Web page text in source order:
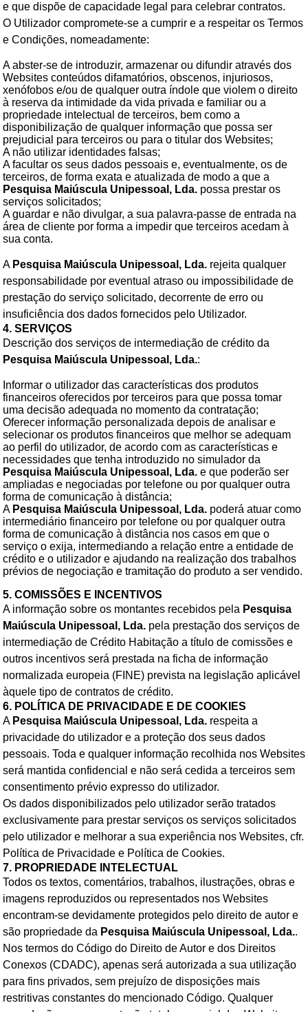
e que dispõe de capacidade legal para celebrar contratos.
O Utilizador compromete-se a cumprir e a respeitar os Termos
e Condições, nomeadamente:
A abster-se de introduzir, armazenar ou difundir através dos
Websites conteúdos difamatórios, obscenos, injuriosos,
xenófobos e/ou de qualquer outra índole que violem o direito
à reserva da intimidade da vida privada e familiar ou a
propriedade intelectual de terceiros, bem como a
disponibilização de qualquer informação que possa ser
prejudicial para terceiros ou para o titular dos Websites;
A não utilizar identidades falsas;
A facultar os seus dados pessoais e, eventualmente, os de
terceiros, de forma exata e atualizada de modo a que a
Pesquisa Maiúscula Unipessoal, Lda. possa prestar os
serviços solicitados;
A guardar e não divulgar, a sua palavra-passe de entrada na
área de cliente por forma a impedir que terceiros acedam à
sua conta.
A Pesquisa Maiúscula Unipessoal, Lda. rejeita qualquer
responsabilidade por eventual atraso ou impossibilidade de
prestação do serviço solicitado, decorrente de erro ou
insuficiência dos dados fornecidos pelo Utilizador.
4. SERVIÇOS
Descrição dos serviços de intermediação de crédito da
Pesquisa Maiúscula Unipessoal, Lda.:
Informar o utilizador das características dos produtos
financeiros oferecidos por terceiros para que possa tomar
uma decisão adequada no momento da contratação;
Oferecer informação personalizada depois de analisar e
selecionar os produtos financeiros que melhor se adequam
ao perfil do utilizador, de acordo com as características e
necessidades que tenha introduzido no simulador da
Pesquisa Maiúscula Unipessoal, Lda. e que poderão ser
ampliadas e negociadas por telefone ou por qualquer outra
forma de comunicação à distância;
A Pesquisa Maiúscula Unipessoal, Lda. poderá atuar como
intermediário financeiro por telefone ou por qualquer outra
forma de comunicação à distância nos casos em que o
serviço o exija, intermediando a relação entre a entidade de
crédito e o utilizador e ajudando na realização dos trabalhos
prévios de negociação e tramitação do produto a ser vendido.
5. COMISSÕES E INCENTIVOS
A informação sobre os montantes recebidos pela Pesquisa
Maiúscula Unipessoal, Lda. pela prestação dos serviços de
intermediação de Crédito Habitação a título de comissões e
outros incentivos será prestada na ficha de informação
normalizada europeia (FINE) prevista na legislação aplicável
àquele tipo de contratos de crédito.
6. POLÍTICA DE PRIVACIDADE E DE COOKIES
A Pesquisa Maiúscula Unipessoal, Lda. respeita a
privacidade do utilizador e a proteção dos seus dados
pessoais. Toda e qualquer informação recolhida nos Websites
será mantida confidencial e não será cedida a terceiros sem
consentimento prévio expresso do utilizador.
Os dados disponibilizados pelo utilizador serão tratados
exclusivamente para prestar serviços os serviços solicitados
pelo utilizador e melhorar a sua experiência nos Websites, cfr.
Política de Privacidade e Política de Cookies.
7. PROPRIEDADE INTELECTUAL
Todos os textos, comentários, trabalhos, ilustrações, obras e
imagens reproduzidos ou representados nos Websites
encontram-se devidamente protegidos pelo direito de autor e
são propriedade da Pesquisa Maiúscula Unipessoal, Lda..
Nos termos do Código do Direito de Autor e dos Direitos
Conexos (CDADC), apenas será autorizada a sua utilização
para fins privados, sem prejuízo de disposições mais
restritivas constantes do mencionado Código. Qualquer